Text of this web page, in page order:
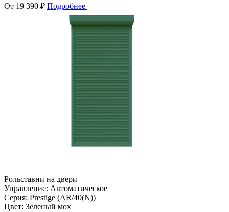
От 19 390 ₽ Подробнее
Рольставни на двери
Управление: Автоматическое
Серия: Prestige (AR/40(N))
Цвет: Зеленый мох